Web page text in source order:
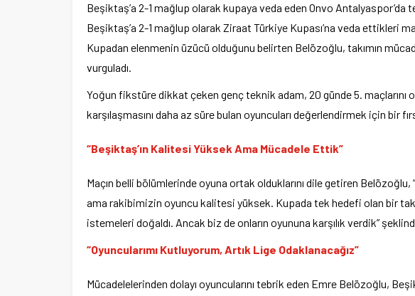
Beşiktaş’a 2-1 mağlup olarak kupaya veda eden Onvo
Beşiktaş’a 2-1 mağlup olarak Ziraat Türkiye Kupası’na veda ettikleri
Kupadan elenmenin üzücü olduğunu belirten Belözoğlu, takımın
vurguladı.
Yoğun fikstüre dikkat çeken genç teknik adam, 20 günde 5. maçlarını
karşılaşmasını daha az süre bulan oyuncuları değerlendirmek için bir
“Beşiktaş’ın Kalitesi Yüksek Ama Mücadele Ettik”
Maçın belli bölümlerinde oyuna ortak olduklarını dile getiren Belözoğlu,
ama rakibimizin oyuncu kalitesi yüksek. Kupada tek hedefi olan bir
istemeleri doğaldı. Ancak biz de onların oyununa karşılık verdik”
“Oyuncularımı Kutluyorum, Artık Lige Odaklanacağız”
Mücadelelerinden dolayı oyuncularını tebrik eden Emre Belözoğlu,